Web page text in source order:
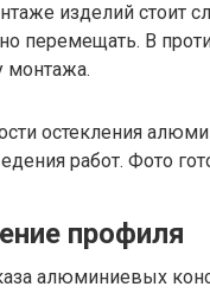
изделий стоит
перемещать. В
монтажа.
остекления
работ. Фото
профиля
алюминиевых